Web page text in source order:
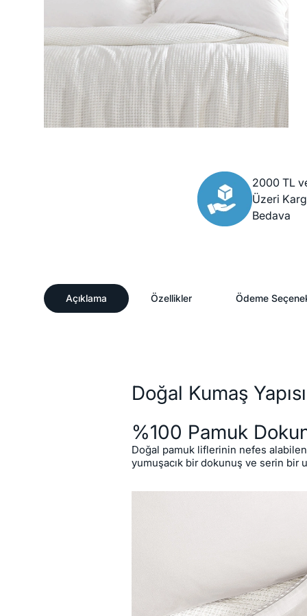
2000 TL
Üzeri
Bedava
Açıklama Özellikler Ödeme
Doğal Kumaş Yapısı
%100 Pamuk
Doğal pamuk liflerinin nefes alabilen
yumuşacık bir dokunuş ve serin bir